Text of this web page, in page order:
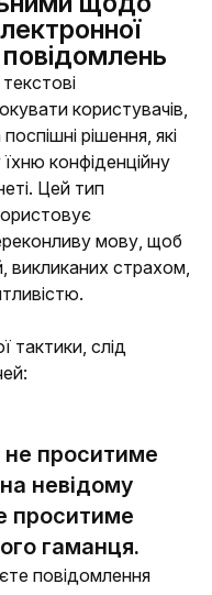
користувачів,
рішення, які
конфіденційну
Цей тип
мову, щоб
викликаних страхом,
слід
не проситиме
невідому
проситиме
гаманця.
повідомлення